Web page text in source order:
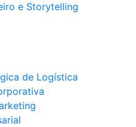
e Storytelling
de Logística